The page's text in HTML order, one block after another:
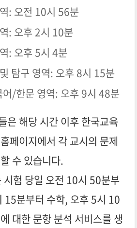
: 오전 10시 56분
: 오후 2시 10분
: 오후 5시 4분
탐구 영역: 오후 8시 15분
/한문 영역: 오후 9시 48분
은 해당 시간 이후 한국교육
페이지에서 각 교시의 문제
수 있습니다.
시험 당일 오전 10시 50분부
15분부터 수학, 오후 5시 10
대한 문항 분석 서비스를 생